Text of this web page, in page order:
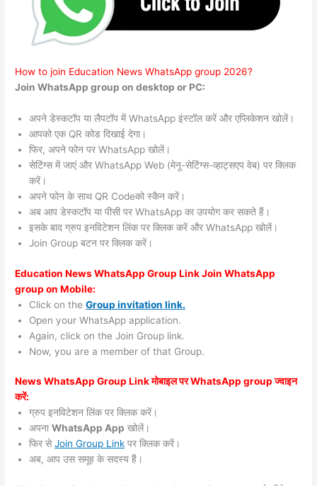
How to join Education News WhatsApp group 2026?
Join WhatsApp group on desktop or PC:
अपने डेस्कटॉप या लैपटॉप में WhatsApp इंस्टॉल करें और एप्लिकेशन खोलें।
आपको एक QR कोड दिखाई देगा।
फिर, अपने फोन पर WhatsApp खोलें।
सेटिंग्स में जाएं और WhatsApp Web (मेनू-सेटिंग्स-व्हाट्सएप वेब) पर क्लिक
करें।
अपने फोन के साथ QR Codeको स्कैन करें।
अब आप डेस्कटॉप या पीसी पर WhatsApp का उपयोग कर सकते हैं।
इसके बाद ग्रुप इनविटेशन लिंक पर क्लिक करें और WhatsApp खोलें।
Join Group बटन पर क्लिक करें।
Education News WhatsApp Group Link Join WhatsApp
group on Mobile:
Click on theGroup invitation link.
Open your WhatsApp application.
Again, click on the Join Group link.
Now, you are a member of that Group.
News WhatsApp Group Link मोबाइल पर WhatsApp group ज्वाइन
करें:
ग्रुप इनविटेशन लिंक पर क्लिक करें।
अपनाWhatsApp App खोलें।
फिर सेJoin Group Link पर क्लिक करें।
अब, आप उस समूह के सदस्य हैं।